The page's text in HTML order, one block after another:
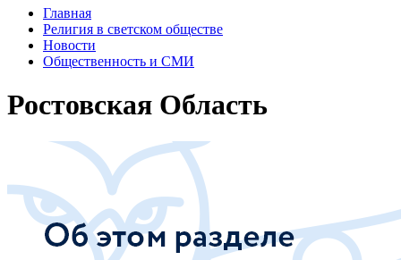
Главная
Религия в светском обществе
Новости
Общественность и СМИ
Ростовская Область